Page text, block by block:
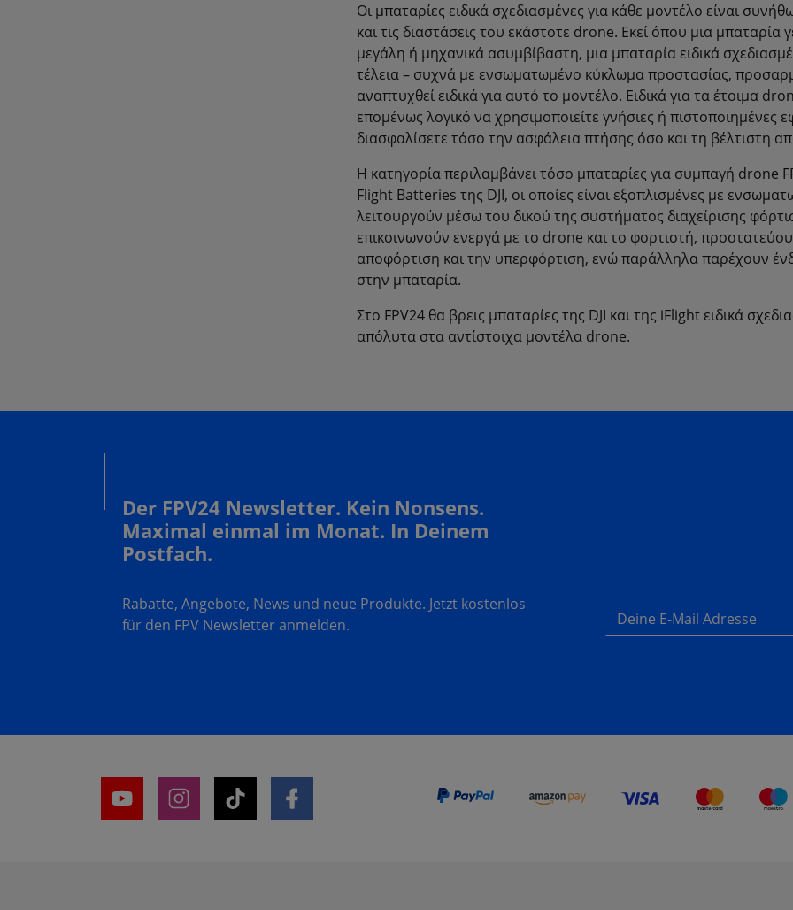
Οι μπαταρίες ειδικά σχεδιασμένες για κάθε μοντέλο είναι
και τις διαστάσεις του εκάστοτε drone. Εκεί όπου μια
μεγάλη ή μηχανικά ασυμβίβαστη, μια μπαταρία ειδικά
τέλεια – συχνά με ενσωματωμένο κύκλωμα προστασίας,
αναπτυχθεί ειδικά για αυτό το μοντέλο. Ειδικά για τα έτοιμα
επομένως λογικό να χρησιμοποιείτε γνήσιες ή πιστοποιημένες
διασφαλίσετε τόσο την ασφάλεια πτήσης όσο και τη βέλτιστη
Η κατηγορία περιλαμβάνει τόσο μπαταρίες για συμπαγή drone
Flight Batteries της DJI, οι οποίες είναι εξοπλισμένες με
λειτουργούν μέσω του δικού της συστήματος διαχείρισης
επικοινωνούν ενεργά με το drone και το φορτιστή,
αποφόρτιση και την υπερφόρτιση, ενώ παράλληλα παρέχουν
στην μπαταρία.
Στο FPV24 θα βρεις μπαταρίες της DJI και της iFlight ειδικά
απόλυτα στα αντίστοιχα μοντέλα drone.
Der FPV24 Newsletter. Kein Nonsens.
Maximal einmal im Monat. In Deinem
Postfach.
Rabatte, Angebote, News und neue Produkte. Jetzt kostenlos
für den FPV Newsletter anmelden.
Deine E-Mail Adresse